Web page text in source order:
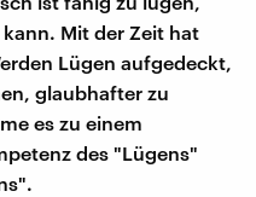
Mit der Zeit hat
Lügen aufgedeckt,
glaubhafter zu
es zu einem
des "Lügens"